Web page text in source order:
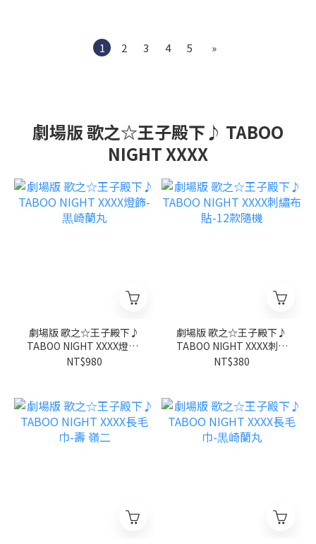
1 2 3 4 5 »
劇場版 歌之☆王子殿下♪ TABOO
NIGHT XXXX
劇場版 歌之☆王子殿下♪
TABOO NIGHT XXXX燈飾-
黒崎蘭丸
NT$980
劇場版 歌之☆王子殿下♪
TABOO NIGHT XXXX刺繡
布貼-12款隨機
NT$380